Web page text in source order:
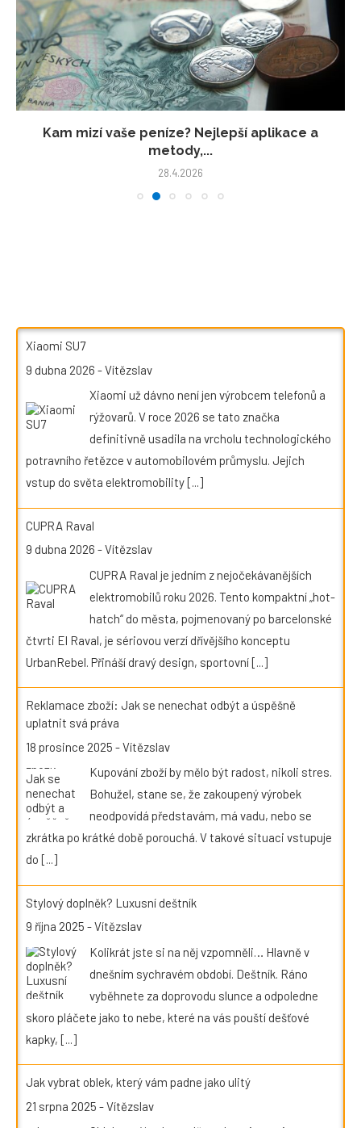
Kam mizí vaše peníze? Nejlepší aplikace a
metody,...
28.4.2026
Xiaomi SU7
9 dubna 2026 -Vítězslav
Xiaomi už dávno není jen výrobcem telefonů a
rýžovarů. V roce 2026 se tato značka
definitivně usadila na vrcholu technologického
potravního řetězce v automobilovém průmyslu. Jejich
vstup do světa elektromobility[...]
CUPRA Raval
9 dubna 2026 -Vítězslav
CUPRA Raval je jedním z nejočekávanějších
elektromobilů roku 2026. Tento kompaktní „hot-
hatch“ do města, pojmenovaný po barcelonské
čtvrti El Raval, je sériovou verzí dřívějšího konceptu
UrbanRebel. Přináší dravý design, sportovní[...]
Reklamace zboží: Jak se nenechat odbýt a úspěšně
uplatnit svá práva
18 prosince 2025 -Vítězslav
Kupování zboží by mělo být radost, nikoli stres.
Bohužel, stane se, že zakoupený výrobek
neodpovídá představám, má vadu, nebo se
zkrátka po krátké době porouchá. V takové situaci vstupuje
do [...]
Stylový doplněk? Luxusní deštník
9 října 2025 -Vítězslav
Kolikrát jste si na něj vzpomněli… Hlavně v
dnešním sychravém období. Deštník. Ráno
vyběhnete za doprovodu slunce a odpoledne
skoro pláčete jako to nebe, které na vás pouští dešťové
kapky, [...]
Jak vybrat oblek, který vám padne jako ulitý
21 srpna 2025 -Vítězslav